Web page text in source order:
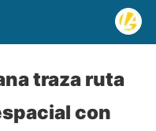
traza ruta
con